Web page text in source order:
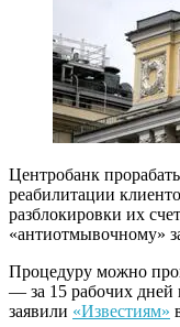
Центробанк
реабилитации
разблокировки их
«антиотмывочному»
Процедуру можно
— за 15 рабочих дней
заявили «Известиям»